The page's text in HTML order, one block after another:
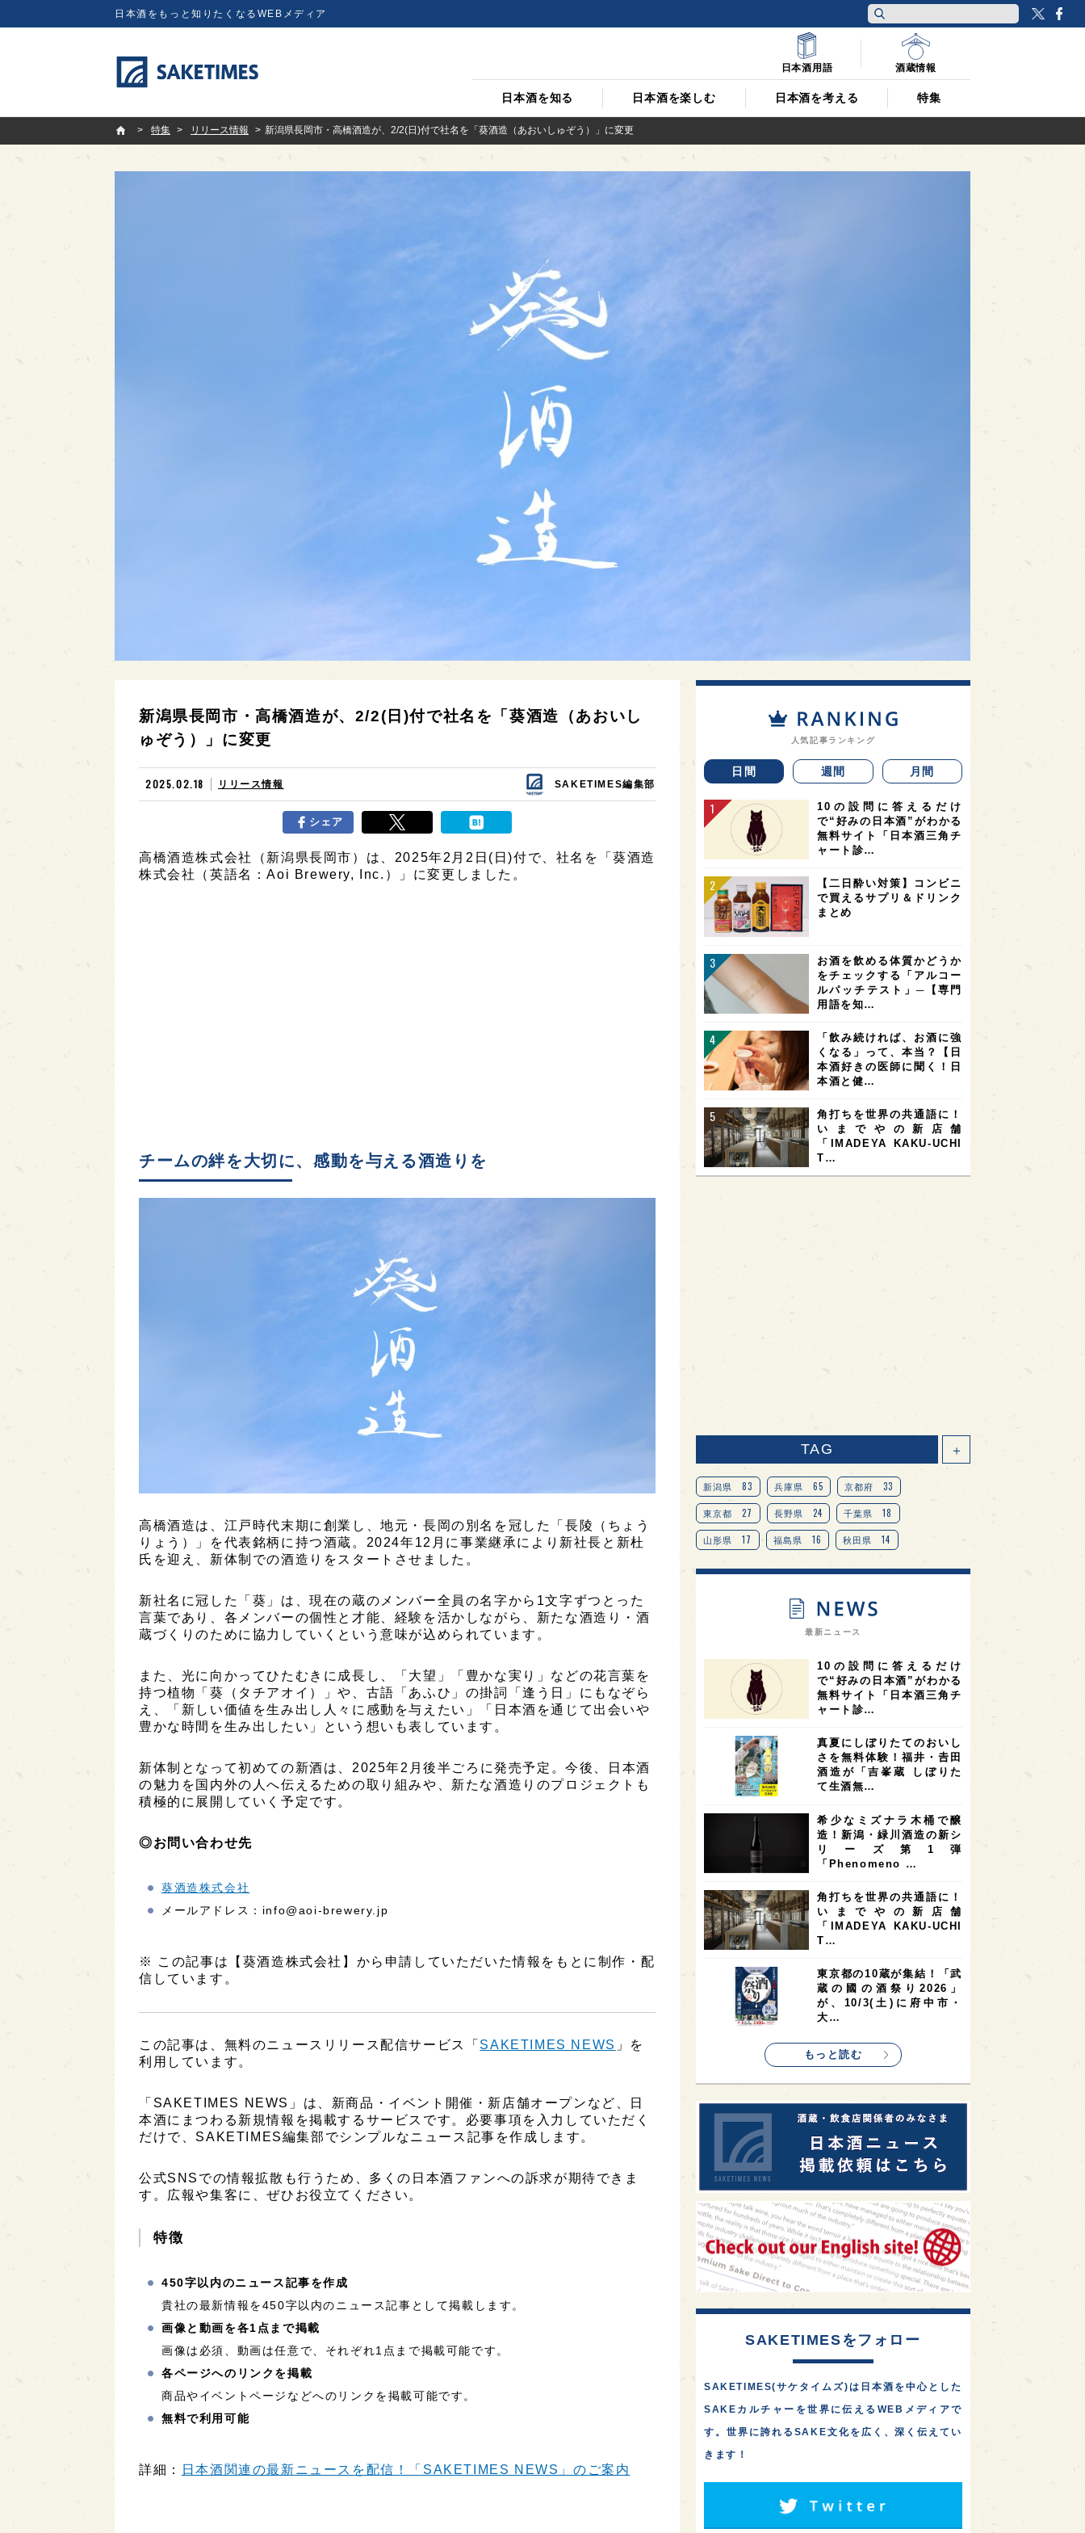
日本酒をもっと知りたくなるWEBメディア
日本酒を知る 日本酒を楽しむ 日本酒を考える 特集
日本酒用語 酒蔵情報
SAKETIMES
特集
リリース情報 新潟県長岡市・高橋酒造が、2/2(日)付で社名を「葵酒造（あおいしゅぞう）」に変更
新潟県長岡市・高橋酒造が、2/2(日)付で社名を「葵酒造（あおいし
ゅぞう）」に変更
2025.02.18 リリース情報 SAKETIMES編集部
シェア
高橋酒造株式会社（新潟県長岡市）は、2025年2月2日(日)付で、社名を「葵酒造
株式会社（英語名：Aoi Brewery, Inc.）」に変更しました。
チームの絆を大切に、感動を与える酒造りを
高橋酒造は、江戸時代末期に創業し、地元・長岡の別名を冠した「長陵（ちょう
りょう）」を代表銘柄に持つ酒蔵。2024年12月に事業継承により新社長と新杜
氏を迎え、新体制での酒造りをスタートさせました。
新社名に冠した「葵」は、現在の蔵のメンバー全員の名字から1文字ずつとった
言葉であり、各メンバーの個性と才能、経験を活かしながら、新たな酒造り・酒
蔵づくりのために協力していくという意味が込められています。
また、光に向かってひたむきに成長し、「大望」「豊かな実り」などの花言葉を
持つ植物「葵（タチアオイ）」や、古語「あふひ」の掛詞「逢う日」にもなぞら
え、「新しい価値を生み出し人々に感動を与えたい」「日本酒を通じて出会いや
豊かな時間を生み出したい」という想いも表しています。
新体制となって初めての新酒は、2025年2月後半ごろに発売予定。今後、日本酒
の魅力を国内外の人へ伝えるための取り組みや、新たな酒造りのプロジェクトも
積極的に展開していく予定です。
◎お問い合わせ先
葵酒造株式会社
メールアドレス：info@aoi-brewery.jp
※ この記事は【葵酒造株式会社】から申請していただいた情報をもとに制作・配
信しています。
この記事は、無料のニュースリリース配信サービス「 SAKETIMES NEWS 」を
利用しています。
「SAKETIMES NEWS」は、新商品・イベント開催・新店舗オープンなど、日
本酒にまつわる新規情報を掲載するサービスです。必要事項を入力していただく
だけで、SAKETIMES編集部でシンプルなニュース記事を作成します。
公式SNSでの情報拡散も行うため、多くの日本酒ファンへの訴求が期待できま
す。広報や集客に、ぜひお役立てください。
特徴
450字以内のニュース記事を作成
貴社の最新情報を450字以内のニュース記事として掲載します。
画像と動画を各1点まで掲載
画像は必須、動画は任意で、それぞれ1点まで掲載可能です。
各ページへのリンクを掲載
商品やイベントページなどへのリンクを掲載可能です。
無料で利用可能
詳細： 日本酒関連の最新ニュースを配信！「SAKETIMES NEWS」のご案内
人気記事ランキング
日間 週間 月間
10の設問に答えるだけ
で“好みの日本酒”がわかる
無料サイト「日本酒三角チ
ャート診…
【二日酔い対策】コンビニ
で買えるサプリ＆ドリンク
まとめ
お酒を飲める体質かどうか
をチェックする「アルコー
ルパッチテスト」─【専門
用語を知…
「飲み続ければ、お酒に強
くなる」って、本当？【日
本酒好きの医師に聞く！日
本酒と健…
角打ちを世界の共通語に！
いまでやの新店舗
「IMADEYA KAKU-UCHI
T…
TAG ＋
新潟県 83 兵庫県 65 京都府 33
東京都 27 長野県 24 千葉県 18
山形県 17 福島県 16 秋田県 14
愛知県 14 宮城県 14 岐阜県 13
オピニオンリーダーの視点 9
奈良県 滋賀県 7 和歌山県 6
富山県 6 フランス 6 高知県 5 島根県 5
4 アメリカ 4 神奈川県 4
4 三重県 大阪府 3
オーストラリア 台湾 2 アジア 2
SAKEの時代を生きる 静岡県 1 長崎県
全蔵めぐり 1 シンガポール 1 カナダ 1
群馬県 1 熊本県 徳島県
イギリス 1 ノルウェー 1 新宿区 1
歌舞伎町 1 1 鳥取県 1
saketimes_image_4
最新ニュース
10の設問に答えるだけ
で“好みの日本酒”がわかる
無料サイト「日本酒三角チ
ャート診…
真夏にしぼりたてのおいし
さを無料体験！福井・𠮷田
酒造が「吉峯蔵 しぼりた
て生酒無…
希少なミズナラ木桶で醸
造！新潟・緑川酒造の新シ
リーズ第1弾
「Phenomeno …
角打ちを世界の共通語に！
いまでやの新店舗
「IMADEYA KAKU-UCHI
T…
東京都の10蔵が集結！「武
蔵の國の酒祭り2026」
が、10/3(土)に府中市・
大…
もっと読む
SAKETIMESをフォロー
SAKETIMES(サケタイムズ)は日本酒を中心とした
SAKEカルチャーを世界に伝えるWEBメディアで
す。世界に誇れるSAKE文化を広く、深く伝えてい
きます！